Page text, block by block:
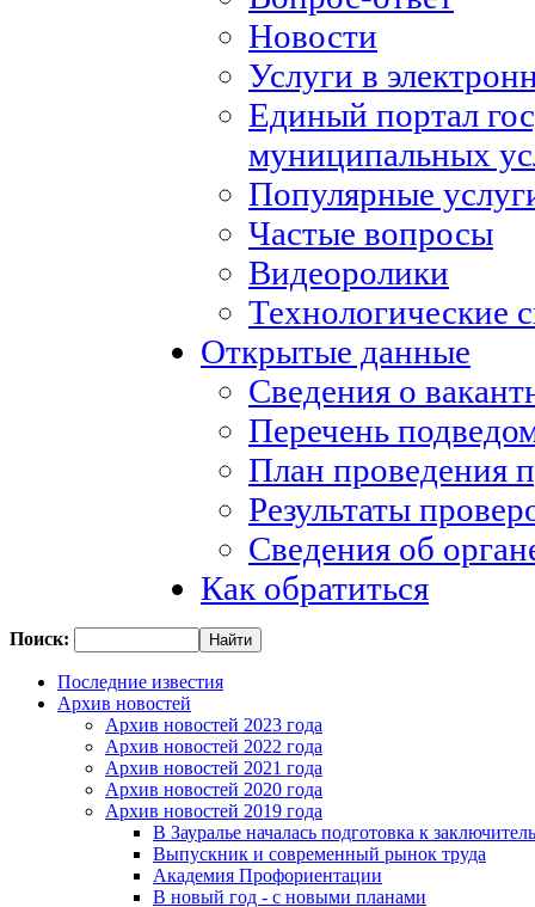
Новости
Услуги в
Единый портал
муниципальных
Популярные
Частые вопросы
Видеоролики
Технологические
Открытые данные
Сведения о
Перечень
План
Результаты
Сведения об
Как обратиться
Поиск:
Последние известия
Архив новостей
Архив новостей 2023 года
Архив новостей 2022 года
Архив новостей 2021 года
Архив новостей 2020 года
Архив новостей 2019 года
В Зауралье началась подготовка к
Выпускник и современный рынок труда
Академия Профориентации
В новый год - с новыми планами